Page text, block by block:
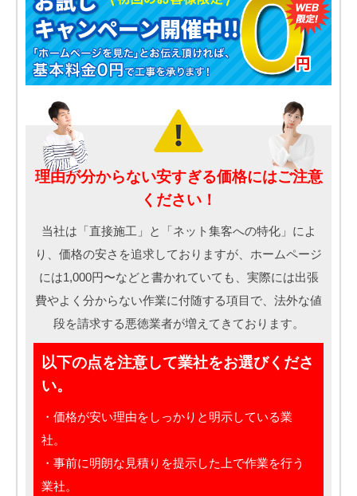
理由が分からない安すぎる価格にはご注意
ください！
当社は「直接施工」と「ネット集客への特化」によ
り、価格の安さを追求しておりますが、ホームページ
には1,000円〜などと書かれていても、実際には出張
費やよく分からない作業に付随する項目で、法外な値
段を請求する悪徳業者が増えてきております。
以下の点を注意して業社をお選びくださ
い。
・価格が安い理由をしっかりと明示している業
社。
・事前に明朗な見積りを提示した上で作業を行う
業社。